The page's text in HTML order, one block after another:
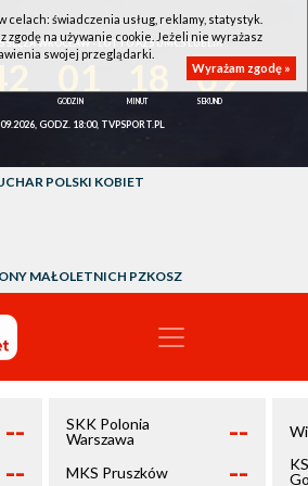
ŚLĘZA WROCŁAW - LOTTO AZS UMCS LUBLIN
09
GODZ. 18:00, TVPSPORT.PL
POLSKI KOBIET
MAŁOLETNICH PZKOSZ
--
--
SKK Polonia
Warszawa
--
MKS Pruszków --
celach: świadczenia usług, reklamy, statystyk.
zgodę na używanie cookie. Jeżeli nie wyrażasz
swojej przeglądarki.
Wyrażam zgodę »